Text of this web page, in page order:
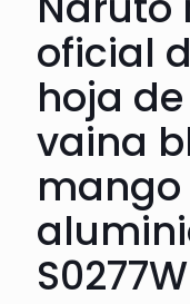
oficial
hoja
vaina
mango
S0277W